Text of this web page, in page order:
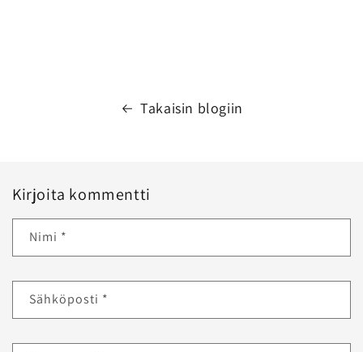
Takaisin blogiin
Kirjoita kommentti
Nimi *
Sähköposti *